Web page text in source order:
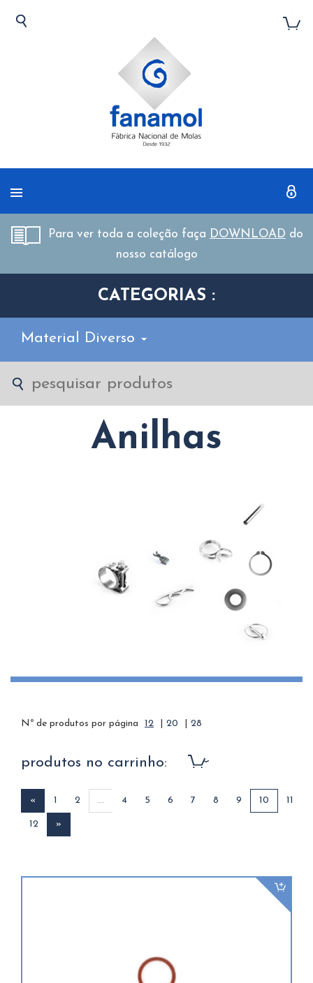
Para ver toda a coleção faça DOWNLOAD do
nosso catálogo
CATEGORIAS :
Material Diverso
Anilhas
Nº de produtos por página 12 20 28
produtos no carrinho:
« 1 2 ... 4 5 6 7 8 9 10 11
12 »